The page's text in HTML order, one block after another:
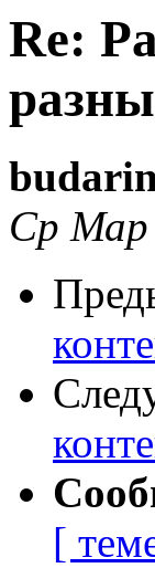
Re:
Ср Мар
[